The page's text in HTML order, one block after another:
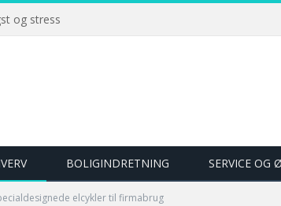
og stress
BOLIGINDRETNING SERVICE OG
elcykler til firmabrug